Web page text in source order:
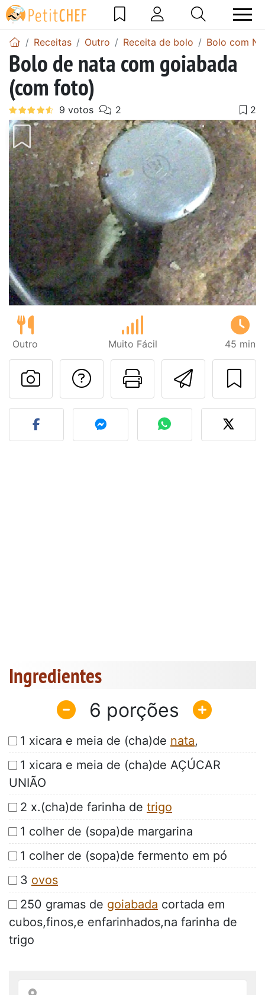
Receitas Outro Receita de bolo Bolo com
Bolo de nata com goiabada
(com foto)
Outro Muito Fácil 45 min
Imprima
Falar com o autor
Fez esta receita?
Ingredientes
6
1 xicara e meia de (cha)de nata,
1 xicara e meia de (cha)de AÇÚCAR
UNIÃO
2 x.(cha)de farinha de trigo
1 colher de (sopa)de margarina
1 colher de (sopa)de fermento em pó
3 ovos
250 gramas de goiabada cortada em
cubos,finos,e enfarinhados,na farinha de
trigo